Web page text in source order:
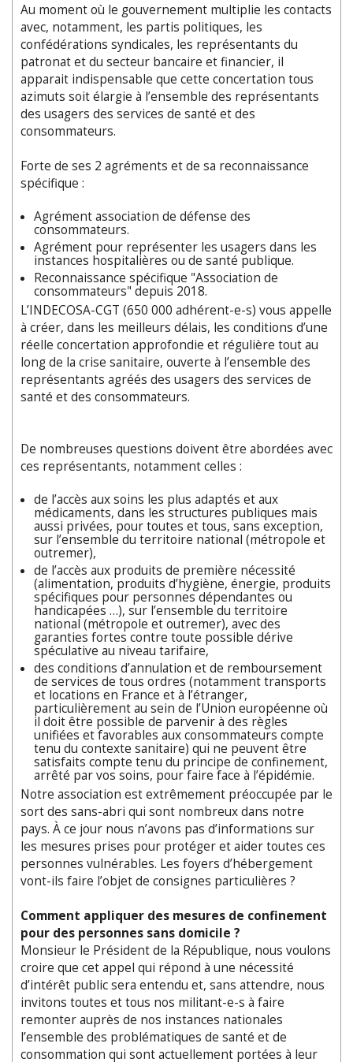
Au moment où le gouvernement multiplie les contacts
avec, notamment, les partis politiques, les
confédérations syndicales, les représentants du
patronat et du secteur bancaire et financier, il
apparait indispensable que cette concertation tous
azimuts soit élargie à l’ensemble des représentants
des usagers des services de santé et des
consommateurs.
Forte de ses 2 agréments et de sa reconnaissance
spécifique :
Agrément association de défense des
consommateurs.
Agrément pour représenter les usagers dans les
instances hospitalières ou de santé publique.
Reconnaissance spécifique "Association de
consommateurs" depuis 2018.
L’INDECOSA-CGT (650 000 adhérent-e-s) vous appelle
à créer, dans les meilleurs délais, les conditions d’une
réelle concertation approfondie et régulière tout au
long de la crise sanitaire, ouverte à l’ensemble des
représentants agréés des usagers des services de
santé et des consommateurs.
De nombreuses questions doivent être abordées avec
ces représentants, notamment celles :
de l’accès aux soins les plus adaptés et aux
médicaments, dans les structures publiques mais
aussi privées, pour toutes et tous, sans exception,
sur l’ensemble du territoire national (métropole et
outremer),
de l’accès aux produits de première nécessité
(alimentation, produits d’hygiène, énergie, produits
spécifiques pour personnes dépendantes ou
handicapées …), sur l’ensemble du territoire
national (métropole et outremer), avec des
garanties fortes contre toute possible dérive
spéculative au niveau tarifaire,
des conditions d’annulation et de remboursement
de services de tous ordres (notamment transports
et locations en France et à l’étranger,
particulièrement au sein de l’Union européenne où
il doit être possible de parvenir à des règles
unifiées et favorables aux consommateurs compte
tenu du contexte sanitaire) qui ne peuvent être
satisfaits compte tenu du principe de confinement,
arrêté par vos soins, pour faire face à l’épidémie.
Notre association est extrêmement préoccupée par le
sort des sans-abri qui sont nombreux dans notre
pays. À ce jour nous n’avons pas d’informations sur
les mesures prises pour protéger et aider toutes ces
personnes vulnérables. Les foyers d’hébergement
vont-ils faire l’objet de consignes particulières ?
Comment appliquer des mesures de confinement
pour des personnes sans domicile ?
Monsieur le Président de la République, nous voulons
croire que cet appel qui répond à une nécessité
d’intérêt public sera entendu et, sans attendre, nous
invitons toutes et tous nos militant-e-s à faire
remonter auprès de nos instances nationales
l’ensemble des problématiques de santé et de
consommation qui sont actuellement portées à leur